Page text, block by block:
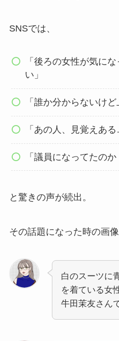
SNSでは、
「後ろの女性が気に
い」
「誰か分からないけど
「あの人、見覚えある
「議員になってたのか
と驚きの声が続出。
その話題になった時の画像
白のスーツに
を着ている女
牛田茉友さん